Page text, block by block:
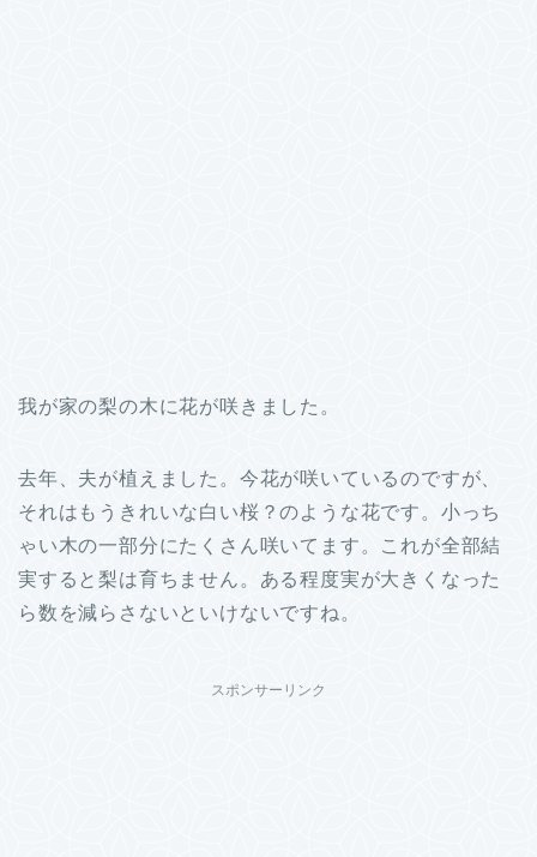
我が家の梨の木に花が咲きました。
去年、夫が植えました。今花が咲いているのですが、
それはもうきれいな白い桜？のような花です。小っち
ゃい木の一部分にたくさん咲いてます。これが全部結
実すると梨は育ちません。ある程度実が大きくなった
ら数を減らさないといけないですね。
スポンサーリンク